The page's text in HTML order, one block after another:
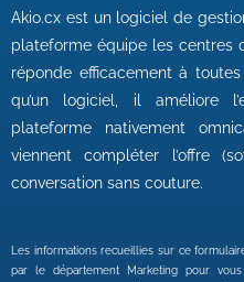
Akio.cx est un logiciel de
plateforme équipe les centres
réponde efficacement à
qu’un logiciel, il améliore
plateforme nativement
viennent compléter l’offre
conversation sans couture.
Les informations recueillies sur ce
par le département Marketing pour